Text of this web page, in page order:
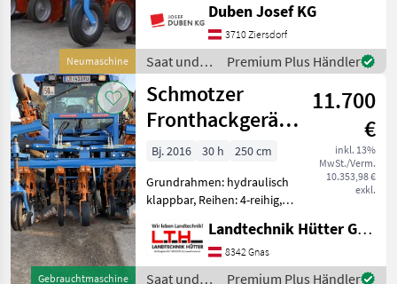
Neumaschine
Pflanzenschutzbleche
Ausstellungsmaschine inkl.
Heck-/Front- oder
Doppelbockanbaurahme
Duben Josef KG
3710 Ziersdorf
Saat und
Pflege /
Schmotzer
Premium Plus Händler
Gebrauchtmaschine
Schmotzer
Fronthackgerät
4x70cm
11.700
€
inkl. 13%
MwSt./Verm.
10.353,98 €
exkl.
Bj. 2016 30 h
250 cm
Grundrahmen: hydraulisch
klappbar, Reihen: 4-reihig,
Fronthackgerät 4x70cm mit
hydr. Rahmen, Vibromesser
mit Laserrasten,
Landtechnik Hütter GmbH & Co KG
8342 Gnas
Saat und
Premium Plus Händler